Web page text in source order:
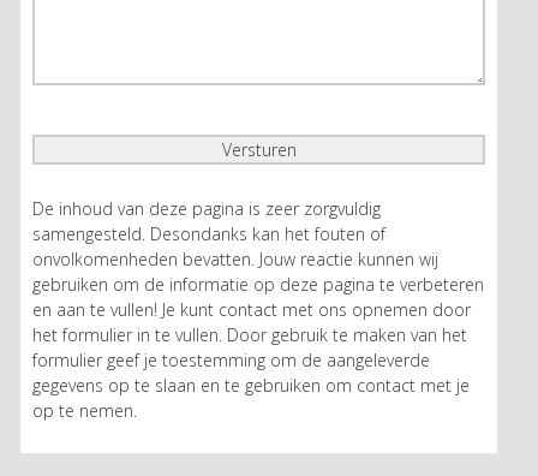
De inhoud van deze pagina is zeer zorgvuldig
samengesteld. Desondanks kan het fouten of
onvolkomenheden bevatten. Jouw reactie kunnen wij
gebruiken om de informatie op deze pagina te verbeteren
en aan te vullen! Je kunt contact met ons opnemen door
het formulier in te vullen. Door gebruik te maken van het
formulier geef je toestemming om de aangeleverde
gegevens op te slaan en te gebruiken om contact met je
op te nemen.